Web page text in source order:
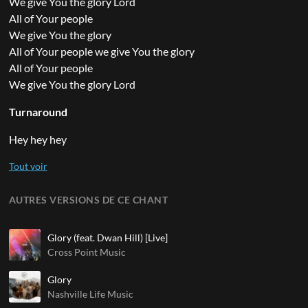
All of Your people
We give You the glory
All of Your people we give You the glory
All of Your people
We give You the glory Lord
Turnaround
Hey hey hey
AUTRES VERSIONS DE CE CHANT
Glory (feat. Dwan Hill) [Live]
Cross Point Music
Glory
Nashville Life Music